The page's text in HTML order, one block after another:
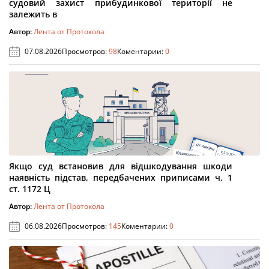
судовий захист прибудинкової території не
залежить в
Автор:Лента от Протокола
07.08.2026Просмотров:98Коментарии:0
Якщо суд встановив для відшкодування шкоди
наявність підстав, передбачених приписами ч. 1
ст. 1172 Ц
Автор:Лента от Протокола
06.08.2026Просмотров: 145Коментарии:0